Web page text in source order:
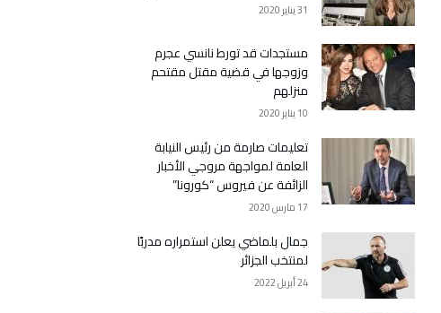
31 يناير 2020
مستجدات قد تورط نانسي عجرم
وزوجها في قضية مقتل مقتحم
منزلهم
10 يناير 2020
تعليمات صارمة من رئيس النيابة
العامة لمواجهة مروجي الأخبار
الزائفة عن فيروس “كورونا”
17 مارس 2020
جمال بلماضي يعلن استمراره مدربًا
لمنتخب الجزائر
24 أبريل 2022